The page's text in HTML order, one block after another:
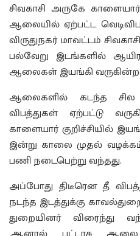
சிவகாசி அருகே
ஆலையில் ஏற்பட்ட
விருதுநகர் மாவட்டம்
பல்வேறு இடங்களில்
ஆலைகள் இயங்கி
ஆலைகளில் கடந்த சில
விபத்துகள் ஏற்பட்டு
காளையார் குறிச்சியில்
இன்று காலை முதல் வழக்கம்
பணி நடைபெற்று வந்தது.
அப்போது திடீரென தீ
நடந்த இடத்துக்கு
துறையினர்